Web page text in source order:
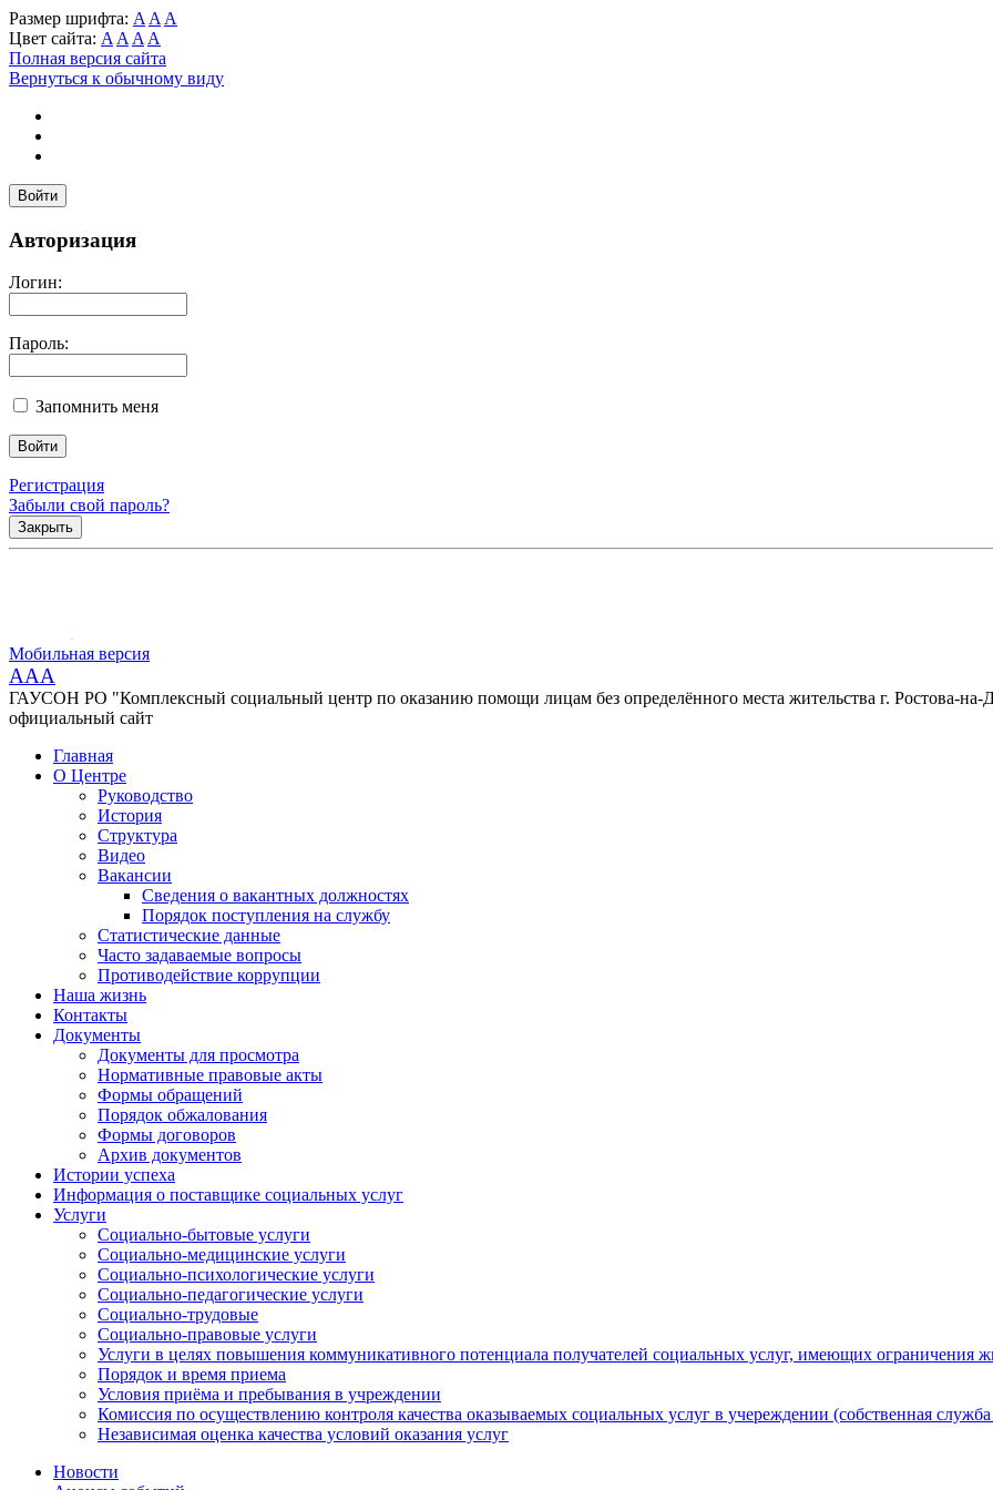
Размер шрифта: A A A
Цвет сайта: A A A A
Полная версия сайта
Вернуться к обычному виду
Войти
Авторизация
Логин:
Пароль:
Запомнить меня
Регистрация
Забыли свой пароль?
Закрыть
Мобильная версия
AAA
ГАУСОН РО "Комплексный социальный центр по оказанию помощи лицам без определённого места жительства г. Ростова-на-
официальный сайт
Главная
О Центре
Руководство
История
Структура
Видео
Вакансии
Сведения о вакантных должностях
Порядок поступления на службу
Статистические данные
Часто задаваемые вопросы
Противодействие коррупции
Наша жизнь
Контакты
Документы
Документы для просмотра
Нормативные правовые акты
Формы обращений
Порядок обжалования
Формы договоров
Архив документов
Истории успеха
Информация о поставщике социальных услуг
Услуги
Социально-бытовые услуги
Социально-медицинские услуги
Социально-психологические услуги
Социально-педагогические услуги
Социально-трудовые
Социально-правовые услуги
Услуги в целях повышения коммуникативного потенциала получателей социальных услуг, имеющих ограничения
Порядок и время приема
Условия приёма и пребывания в учреждении
Комиссия по осуществлению контроля качества оказываемых социальных услуг в учереждении (собственная
Независимая оценка качества условий оказания услуг
Новости